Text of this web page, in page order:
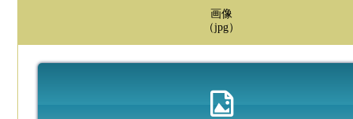
画像
（jpg）